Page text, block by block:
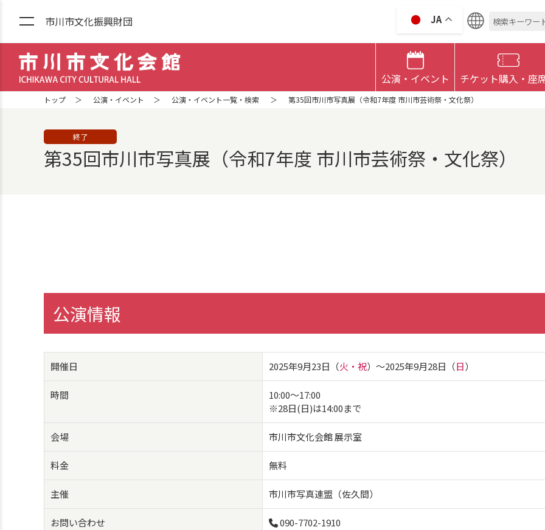
市川市文化振興財団 JA
検
市川市文化会館 ICHIKAWA CITY CULTRURAL HALL
公演・イベント チケット購入・座
トップ 公演・イベント 公演・イベント一覧・検索 第35回市川市写真展（令和7年度 市川市芸術祭・文化祭）
終了
第35回市川市写真展（令和7年度 市川市芸術祭・文化祭）
公演情報
開催日 2025年9月23日（火・祝）〜2025年9月28日（日）
時間
10:00～17:00
※28日(日)は14:00まで
会場 市川市文化会館 展示室
料金 無料
主催 市川市写真連盟（佐久間）
お問い合わせ 090-7702-1910